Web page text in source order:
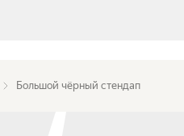
Большой чёрный стендап